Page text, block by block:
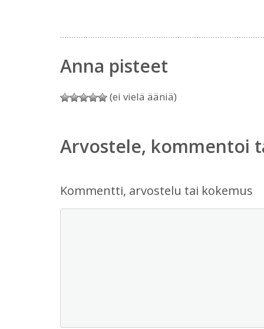
Anna pisteet
(ei vielä ääniä)
Arvostele, kommentoi
Kommentti, arvostelu tai kokemus